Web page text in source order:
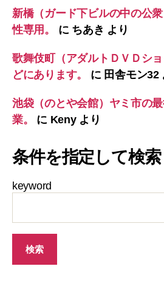
新橋（ガード下ビルの中の公
性専用。
に ちあき より
歌舞伎町（アダルトＤＶＤシ
どにあります。
に 田舎モン32
池袋（のとや会館）ヤミ市の
業。
に Kenyより
条件を指定して検索
keyword